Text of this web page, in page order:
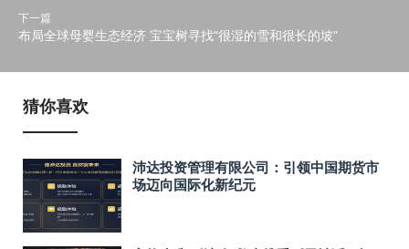
下一篇
布局全球母婴生态经济 宝宝树寻找“很湿的雪和很长的坡”
猜你喜欢
沛达投资管理有限公司：引领中国期货市
场迈向国际化新纪元